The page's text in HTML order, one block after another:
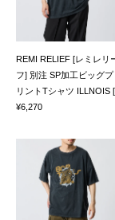
REMI RELIEF [レミレリ
フ] 別注 SP加工ビッグプ
リントTシャツ ILLNOIS
¥6,270